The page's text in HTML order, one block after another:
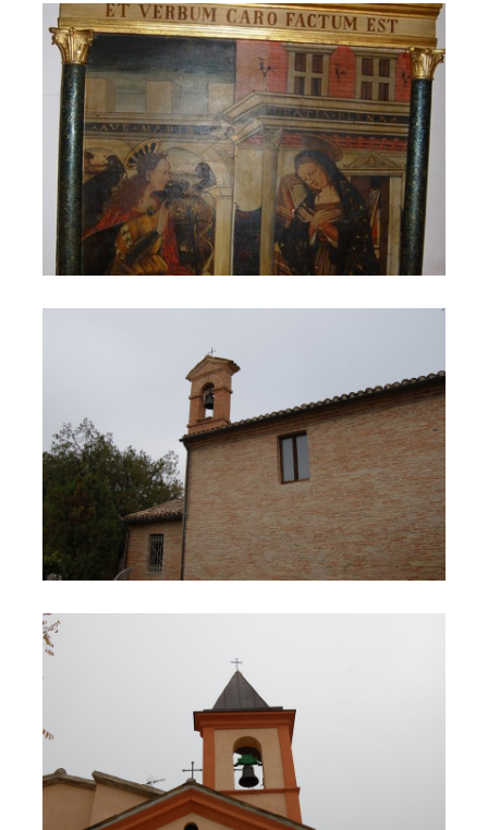
Annunciazione
Campana Madonna della Venza